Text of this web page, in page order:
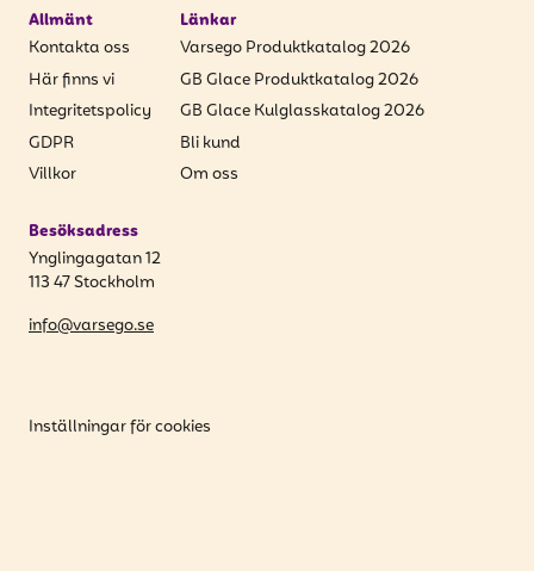
Allmänt
Kontakta oss
Här finns vi
Integritetspolicy
GDPR
Villkor
Länkar
Varsego Produktkatalog 2026
GB Glace Produktkatalog 2026
GB Glace Kulglasskatalog 2026
Bli kund
Om oss
Besöksadress
Ynglingagatan 12
113 47 Stockholm
info@varsego.se
Inställningar för cookies